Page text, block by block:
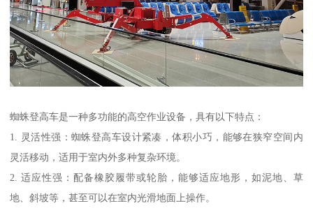
蜘蛛登高车是一种多功能的高空作业设备，具有以下特点：
1. 灵活性强：蜘蛛登高车设计紧凑，体积小巧，能够在狭窄空间内
灵活移动，适用于室内外多种复杂环境。
2. 适应性强：配备橡胶履带或轮胎，能够适应地形，如泥地、草
地、斜坡等，甚至可以在室内光滑地面上操作。